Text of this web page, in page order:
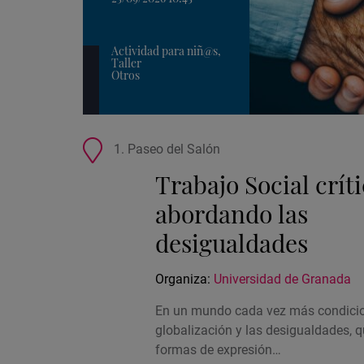
Actividad para niñ@s,
Taller
Otros
de
actividad
1. Paseo del Salón
Trabajo Social
abordando las
desigualdades
Organiza: Universidad de Granada
En un mundo cada vez más
globalización y las desigualdades,
formas de expresión…